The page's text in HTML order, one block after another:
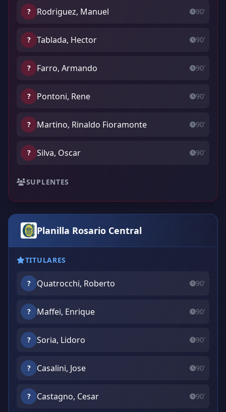
? Rodriguez, Manuel 90'
? Tablada, Hector 90'
? Farro, Armando 90'
? Pontoni, Rene 90'
? Martino, Rinaldo Fioramonte 90'
? Silva, Oscar 90'
SUPLENTES
Planilla Rosario Central
TITULARES
? Quatrocchi, Roberto 90'
? Maffei, Enrique 90'
? Soria, Lidoro 90'
? Casalini, Jose 90'
? Castagno, Cesar 90'